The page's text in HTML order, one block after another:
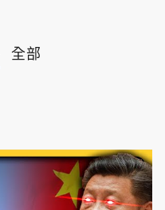
全部